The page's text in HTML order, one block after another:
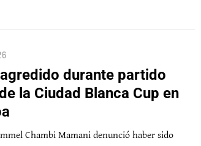
durante partido
la Ciudad Blanca Cup en
Chambi Mamani denunció haber sido